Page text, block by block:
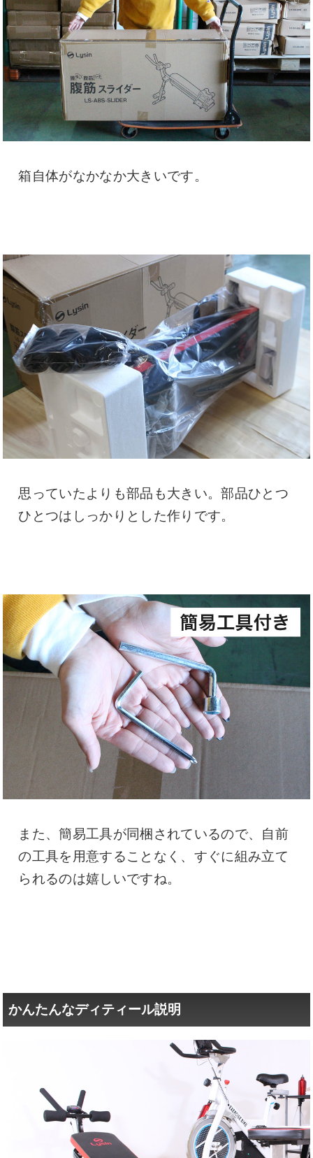
箱自体がなかなか大きいです。
思っていたよりも部品も大きい。部品ひとつ
ひとつはしっかりとした作りです。
また、簡易工具が同梱されているので、自前
の工具を用意することなく、すぐに組み立て
られるのは嬉しいですね。
かんたんなディティール説明